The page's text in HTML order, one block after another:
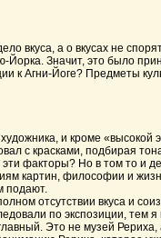
а о вкусах не
Йорка. Значит, это было
к Агни-Йоге? Предметы
и кроме «высокой
с красками, подбирая
факторы? Но в том то и
картин, философии и
подают.
отсутствии вкуса и
по экспозиции, тем
Это не музей